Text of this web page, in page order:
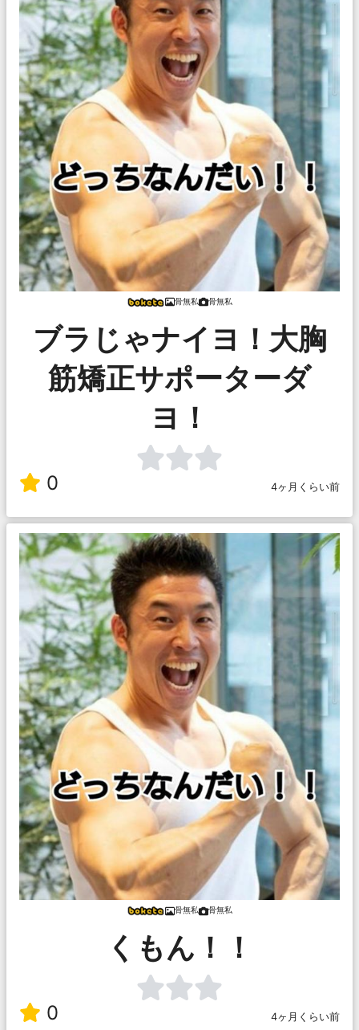
骨無私 骨無私
ブラじゃナイヨ！大胸
筋矯正サポーターダ
ヨ！
0 4ヶ月くらい前
骨無私 骨無私
くもん！！
0
4ヶ月くらい前